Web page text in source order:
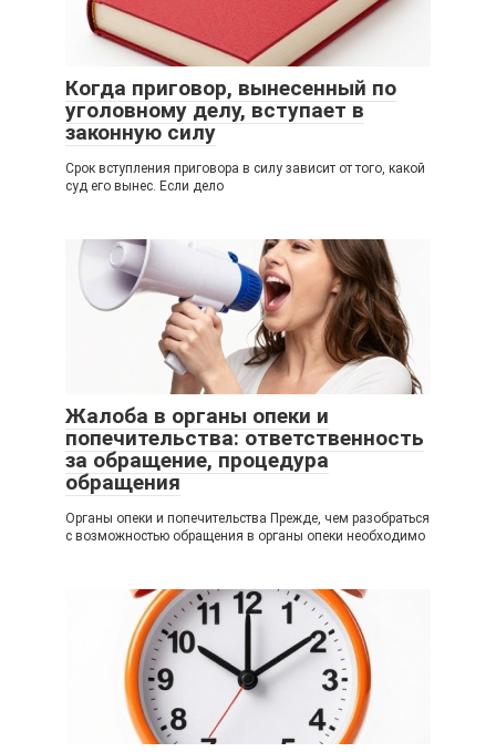
Когда приговор, вынесенный по
уголовному делу, вступает в
законную силу
Срок вступления приговора в силу зависит от того, какой
суд его вынес. Если дело
Жалоба в органы опеки и
попечительства: ответственность
за обращение, процедура
обращения
Органы опеки и попечительства Прежде, чем разобраться
с возможностью обращения в органы опеки необходимо